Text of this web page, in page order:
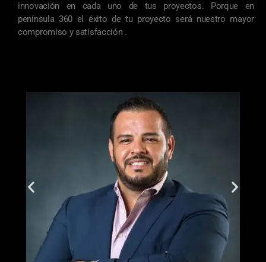
innovación en cada uno de tus proyectos. Porque en
península 360 el éxito de tu proyecto será nuestro mayor
compromiso y satisfacción .